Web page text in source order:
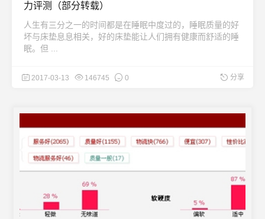
力评测（部分转载）
人生有三分之一的时间都是在睡眠中度过的，睡眠质量的好
坏与床垫息息相关，好的床垫能让人们拥有健康而舒适的睡
眠。但 ...
2017-03-13 146745 0 分享